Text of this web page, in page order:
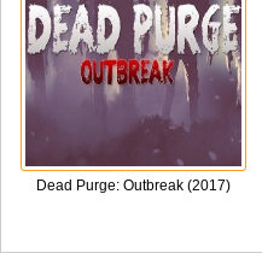
Dead Purge: Outbreak (2017)